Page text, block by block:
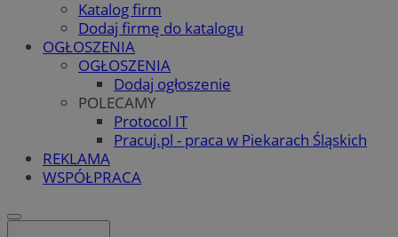
Katalog firm
Dodaj firmę do katalogu
OGŁOSZENIA
OGŁOSZENIA
Dodaj ogłoszenie
POLECAMY
Protocol IT
Pracuj.pl - praca w Piekarach Śląskich
REKLAMA
WSPÓŁPRACA